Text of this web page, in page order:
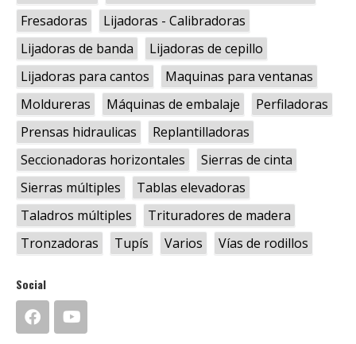
Fresadoras
Lijadoras - Calibradoras
Lijadoras de banda
Lijadoras de cepillo
Lijadoras para cantos
Maquinas para ventanas
Moldureras
Máquinas de embalaje
Perfiladoras
Prensas hidraulicas
Replantilladoras
Seccionadoras horizontales
Sierras de cinta
Sierras múltiples
Tablas elevadoras
Taladros múltiples
Trituradores de madera
Tronzadoras
Tupís Varios Vías de rodillos
Social